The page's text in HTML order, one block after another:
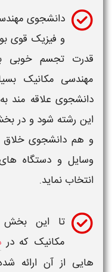
دانشجوی
و فیزیک قوی
قدرت تجسم خوبی
مهندسی مکانیک
دانشجوی علاقه مند
این رشته شود و در
و هم دانشجوی
وسایل و دستگاه
انتخاب نماید.
تا این
مکانیک که در
هایی از آن ارائه